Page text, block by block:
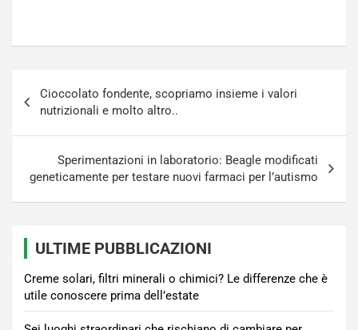
articoli
Cioccolato fondente, scopriamo insieme i valori
nutrizionali e molto altro..
Sperimentazioni in laboratorio: Beagle modificati
geneticamente per testare nuovi farmaci per l’autismo
ULTIME PUBBLICAZIONI
Creme solari, filtri minerali o chimici? Le differenze che è
utile conoscere prima dell’estate